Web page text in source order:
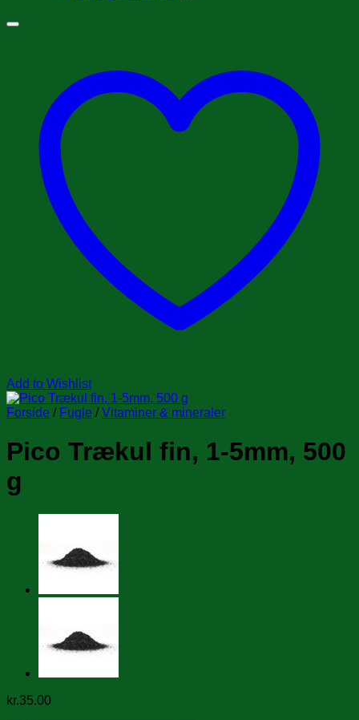
Add to Wishlist
Forside / Fugle / Vitaminer & mineraler
Pico Trækul fin, 1-5mm, 500
g
kr.35.00